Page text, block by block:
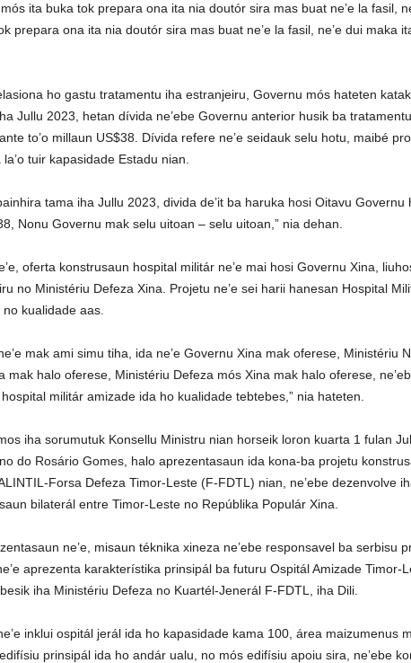
mós ita buka tok prepara ona ita nia doutór sira mas buat ne’e la fasil,
prepara ona ita nia doutór sira mas buat ne’e la fasil, ne’e dui maka
ho gastu tratamentu iha estranjeiru, Governu mós hateten
Jullu 2023, hetan dívida ne’ebe Governu anterior husik ba
to’o millaun US$38. Dívida refere ne’e seidauk selu hotu, maibé
tuir kapasidade Estadu nian.
tama iha Jullu 2023, divida de’it ba haruka hosi Oitavu
Nonu Governu mak selu uitoan – selu uitoan,” nia dehan.
oferta konstrusaun hospital militár ne’e mai hosi Governu Xina,
no Ministériu Defeza Xina. Projetu ne’e sei harii hanesan Hospital
kualidade aas.
mak ami simu tiha, ida ne’e Governu Xina mak oferese, Ministériu
mak halo oferese, Ministériu Defeza mós Xina mak halo oferese,
militár amizade ida ho kualidade tebtebes,” nia hateten.
iha sorumutuk Konsellu Ministru nian horseik loron kuarta 1 fulan
do Rosário Gomes, halo aprezentasaun ida kona-ba projetu
Forsa Defeza Timor-Leste (F-FDTL) nian, ne’ebe dezenvolve
bilaterál entre Timor-Leste no Repúblika Populár Xina.
ne’e, misaun téknika xineza ne’ebe responsavel ba serbisu
aprezenta karakterístika prinsipál ba futuru Ospitál Amizade Timor-
iha Ministériu Defeza no Kuartél-Jenerál F-FDTL, iha Dili.
inklui ospitál jerál ida ho kapasidade kama 100, área maizumenus
prinsipál ida ho andár ualu, no mós edifísiu apoiu sira, ne’ebe